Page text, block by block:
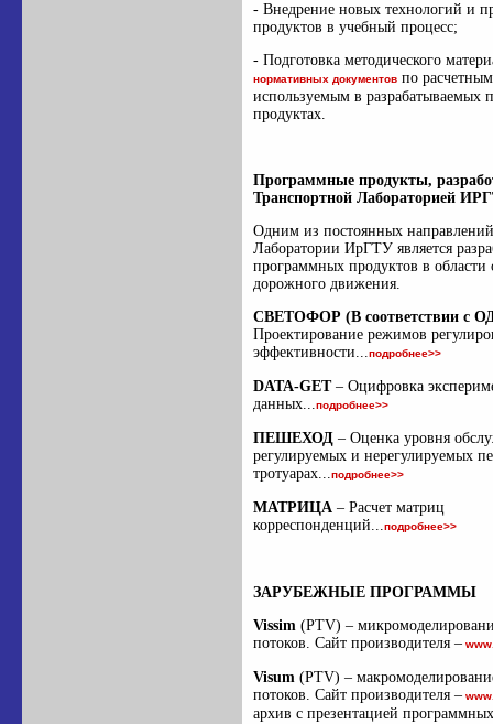
- Внедрение новых технологий и
продуктов в учебный процесс;
- Подготовка методического
нормативных документов по
используемым в разрабатываемых
продуктах.
Программные продукты,
Транспортной Лабораторией
Одним из постоянных
Лаборатории ИрГТУ является
программных продуктов в области
дорожного движения.
СВЕТОФОР (В соответствии с
Проектирование режимов
эффективности...подробнее>>
DATA-GET– Оцифровка
данных...подробнее>>
ПЕШЕХОД – Оценка уровня
регулируемых и нерегулируемых
тротуарах...подробнее>>
МАТРИЦА – Расчет матриц
корреспонденций...подробнее>>
ЗАРУБЕЖНЫЕ ПРОГРАММЫ
Vissim (PTV) –
потоков. Сайт производителя –
Visum (PTV) –
потоков. Сайт производителя –
архив с презентацией